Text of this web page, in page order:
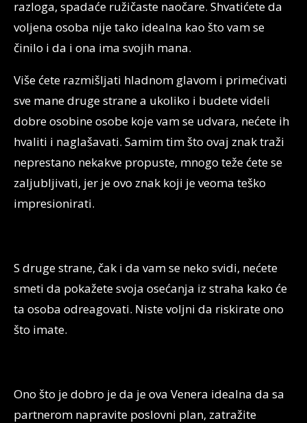
razloga, spadaće ružičaste naočare. Shvatićete da
voljena osoba nije tako idealna kao što vam se
činilo i da i ona ima svojih mana.
Više ćete razmišljati hladnom glavom i primećivati
sve mane druge strane a ukoliko i budete videli
dobre osobine osobe koje vam se udvara, nećete ih
hvaliti i naglašavati. Samim tim što ovaj znak traži
neprestano nekakve propuste, mnogo teže ćete se
zaljubljivati, jer je ovo znak koji je veoma teško
impresionirati.
S druge strane, čak i da vam se neko svidi, nećete
smeti da pokažete svoja osećanja iz straha kako će
ta osoba odreagovati. Niste voljni da riskirate ono
što imate.
Ono što je dobro je da je ova Venera idealna da sa
partnerom napravite poslovni plan, zatražite